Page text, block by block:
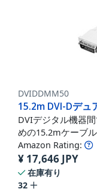
DVIDDMM50
15.2m DVI-Dデュ
DVIデジタル機器
めの15.2mケーブル
Amazon Rating:
¥ 17,646 JPY
在庫有り
32